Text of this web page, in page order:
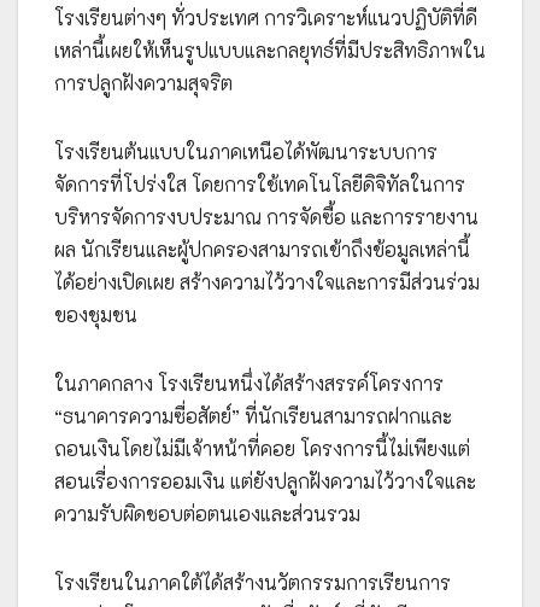
โรงเรียนต่างๆ ทั่วประเทศ การวิเคราะห์แนวปฏิบัติที่ดี
เหล่านี้เผยให้เห็นรูปแบบและกลยุทธ์ที่มีประสิทธิภาพใน
การปลูกฝังความสุจริต
โรงเรียนต้นแบบในภาคเหนือได้พัฒนาระบบการ
จัดการที่โปร่งใส โดยการใช้เทคโนโลยีดิจิทัลในการ
บริหารจัดการงบประมาณ การจัดซื้อ และการรายงาน
ผล นักเรียนและผู้ปกครองสามารถเข้าถึงข้อมูลเหล่านี้
ได้อย่างเปิดเผย สร้างความไว้วางใจและการมีส่วนร่วม
ของชุมชน
ในภาคกลาง โรงเรียนหนึ่งได้สร้างสรรค์โครงการ
“ธนาคารความซื่อสัตย์” ที่นักเรียนสามารถฝากและ
ถอนเงินโดยไม่มีเจ้าหน้าที่คอย โครงการนี้ไม่เพียงแต่
สอนเรื่องการออมเงิน แต่ยังปลูกฝังความไว้วางใจและ
ความรับผิดชอบต่อตนเองและส่วนรวม
โรงเรียนในภาคใต้ได้สร้างนวัตกรรมการเรียนการ